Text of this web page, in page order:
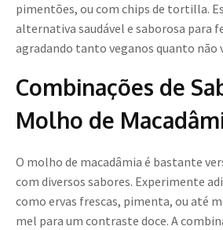
pimentões, ou com chips de tortilla.
alternativa saudável e saborosa para
agradando tanto veganos quanto não
Combinações de
Molho de
O molho de macadâmia é bastante
com diversos sabores. Experimente
como ervas frescas, pimenta, ou até
mel para um contraste doce. A